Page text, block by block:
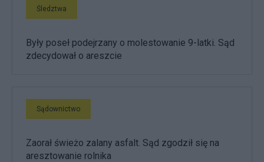
Śledztwa
Były poseł podejrzany o molestowanie 9-latki. Sąd
zdecydował o areszcie
Sądownictwo
Zaorał świeżo zalany asfalt. Sąd zgodził się na
aresztowanie rolnika